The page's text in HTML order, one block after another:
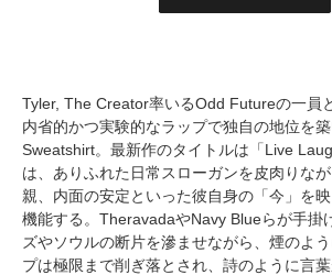
Tyler, The Creator率いるOdd Futureの一員
内省的かつ実験的なラップで独自の地位を
Sweatshirt。最新作のタイトルは「Live
は、ありふれた日常スローガンを皮肉りな
親、内面の安定といった彼自身の「今」を
機能する。TheravadaやNavy Blueらが手掛
ズやソウルの断片を滲ませながら、煙のよ
プは極限まで削ぎ落とされ、詩のように言